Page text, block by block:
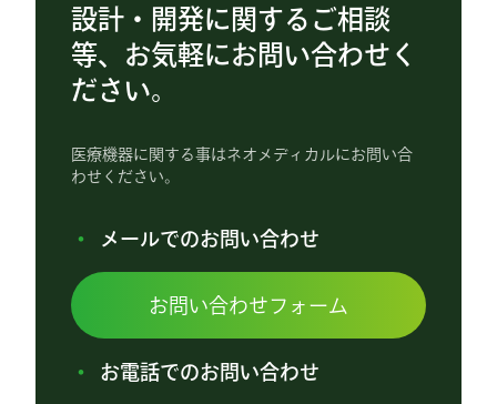
設計・開発に関するご相談
等、お気軽にお問い合わせく
ださい。
医療機器に関する事はネオメディカルにお問い合
わせください。
メールでのお問い合わせ
お問い合わせフォーム
お電話でのお問い合わせ